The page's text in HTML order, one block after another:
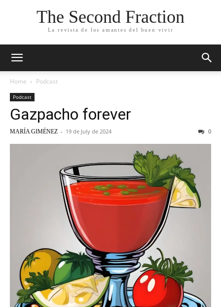
The Second Fraction
La revista de los amantes del buen vivir
Home Podcast
Podcast
Gazpacho forever
MARÍA GIMÉNEZ - 19 de July de 2024 0